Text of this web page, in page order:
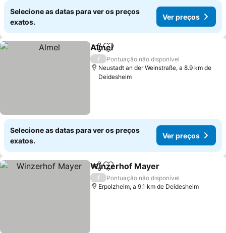
Selecione as datas para ver os preços
exatos.
Ver preços
PartilharAdicionar aos favoritos
Almel
/
Pontuação não disponível
Neustadt an der Weinstraße, a 8.9 km de
Deidesheim
Selecione as datas para ver os preços
exatos.
Ver preços
PartilharAdicionar aos favoritos
Winzerhof Mayer
/
Pontuação não disponível
Erpolzheim, a 9.1 km de Deidesheim